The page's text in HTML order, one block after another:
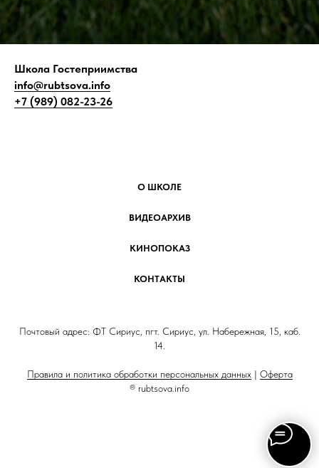
Школа Гостеприимства
info@rubtsova.info
+7 (989) 082-23-26
О ШКОЛЕ
ВИДЕОАРХИВ
КИНОПОКАЗ
КОНТАКТЫ
Почтовый адрес: ФТ Сириус, пгт. Сириус, ул. Набережная, 15, каб.
14.
Правила и политика обработки персональных данных| Оферта
® rubtsova.info